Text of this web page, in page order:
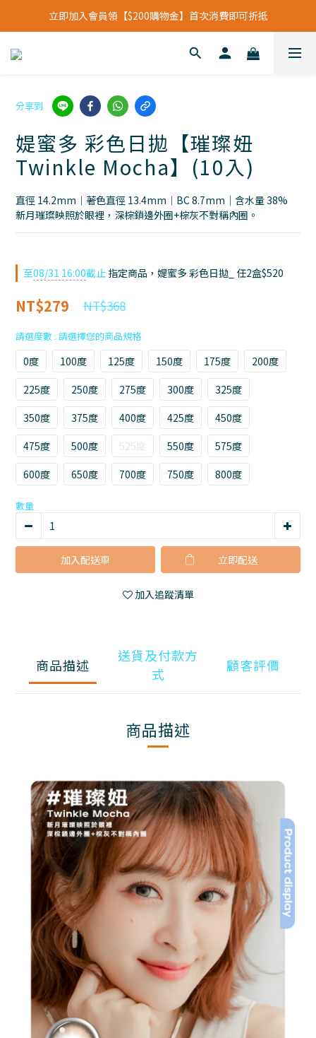
立即加入會員領【$200購物金】首次消費即可折抵
立即加入會員領【$200購物金】首次消費即可折抵
會員福利新升級⁺紅利點數【1點折抵現金$1元】
分享到
媞蜜多 彩色日拋【璀璨妞
Twinkle Mocha】(10入)
直徑 14.2mm｜著色直徑 13.4mm｜BC 8.7mm｜含水量 38%
新月璀璨映照於眼裡，深棕鎖邊外圈+棕灰不對稱內圈。
至08/31 16:00截止 指定商品，媞蜜多 彩色日拋_ 任2盒$520
NT$279 NT$368
請選度數
0度 100度 125度 150度 175度
200度
225度
250度 275度 300度
325度
350度
375度 400度 425度
450度
475度
500度 525度 550度
575度
600度
650度 700度 750度 800度
數量
加入配送車 立即購買
加入追蹤清單
商品描述
送貨及付款方
式
顧客評價
商品描述